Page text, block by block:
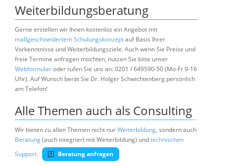
Weiterbildungsberatung
Gerne erstellen wir Ihnen kostenlos ein Angebot mit
maßgeschneidertem Schulungskonzeptauf Basis Ihrer
Vorkenntnisse und Weiterbildungsziele. Auch wenn Sie Preise und
freie Termine anfragen möchten, nutzen Sie bitte unser
Webformularoder rufen Sie uns an: 0201 / 649590-50 (Mo-Fr 9-16
Uhr). Auf Wunsch berät Sie Dr. Holger Schwichtenberg persönlich
am Telefon!
Alle Themen auch als Consulting
Wir bieten zu allen Themen nicht nurWeiterbildung, sondern auch
Beratung(auch integriert mit Weiterbildung) undtechnischen
Support. Beratung anfragen